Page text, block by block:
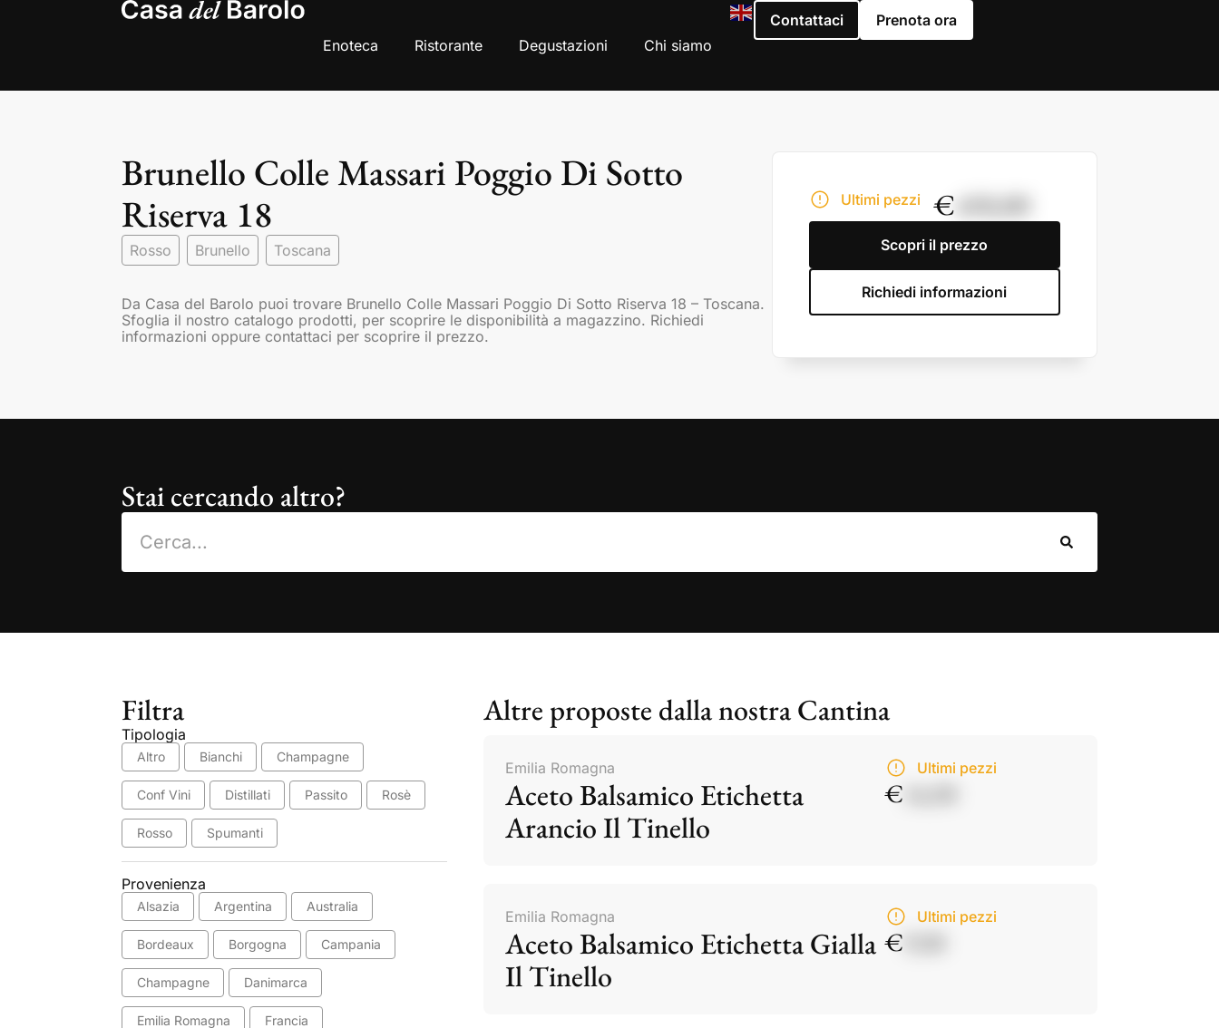
Enoteca Ristorante Degustazioni Chi siamo
Contattaci Prenota ora
Brunello Colle Massari Poggio Di Sotto
Riserva 18
Rosso Brunello Toscana
Da Casa del Barolo puoi trovare Brunello Colle Massari Poggio Di Sotto Riserva 18 – Toscana.
Sfoglia il nostro catalogo prodotti, per scoprire le disponibilità a magazzino. Richiedi
informazioni oppure contattaci per scoprire il prezzo.
Ultimi pezzi € 450,00
Scopri il prezzo
Richiedi informazioni
Stai cercando altro?
Filtra
Tipologia
Altro Bianchi Champagne
Conf Vini Distillati Passito Rosè
Rosso Spumanti
Provenienza
Alsazia Argentina Australia
Bordeaux Borgogna Campania
Champagne Danimarca
Emilia Romagna Francia
Altre proposte dalla nostra Cantina
Emilia Romagna
Aceto Balsamico Etichetta
Arancio Il Tinello
Ultimi pezzi
€
Emilia Romagna
Aceto Balsamico Etichetta Gialla
Il Tinello
Ultimi pezzi
€